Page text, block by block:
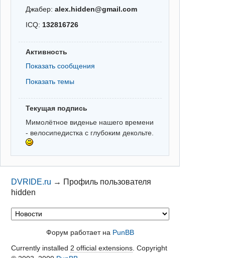
Джабер:alex.hidden@gmail.com
ICQ:132816726
Активность
Показать сообщения
Показать темы
Текущая подпись
Мимолётное виденье нашего времени
- велосипедистка с глубоким декольте.
DVRIDE.ru → Профиль пользователя
hidden
Форум работает на PunBB
Currently installed 2 official extensions. Copyright